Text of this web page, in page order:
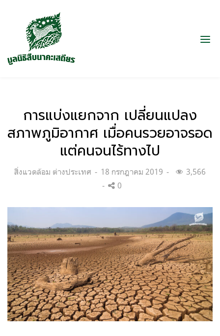
การแบ่งแยกจาก เปลี่ยนแปลง
สภาพภูมิอากาศ เมื่อคนรวยอาจรอด
แต่คนจนไร้ทางไป
Categories:
สิ่งแวดล้อม ต่างประเทศ
Posted
on
18 กรกฎาคม 2019
3,566
0